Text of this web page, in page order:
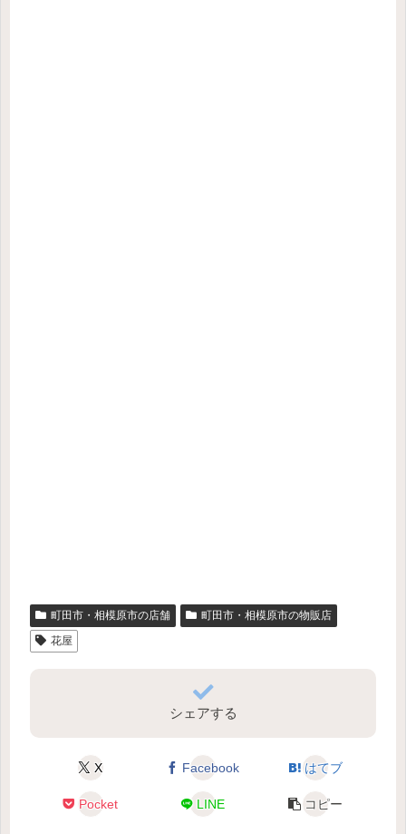
町田市・相模原市の店舗
町田市・相模原市の物販店
花屋
シェアする
X Facebook はてブ
Pocket LINE コピー